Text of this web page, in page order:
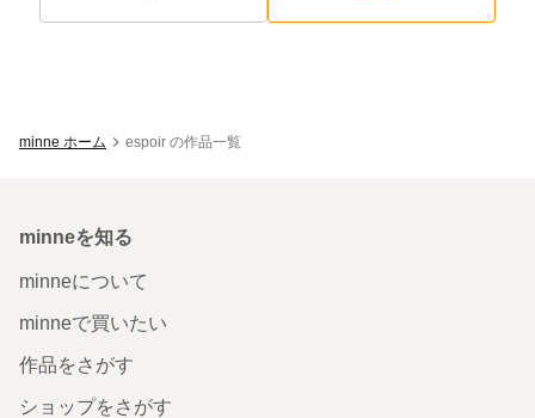
minne ホーム espoir の作品一覧
minneを知る
minneについて
minneで買いたい
作品をさがす
ショップをさがす